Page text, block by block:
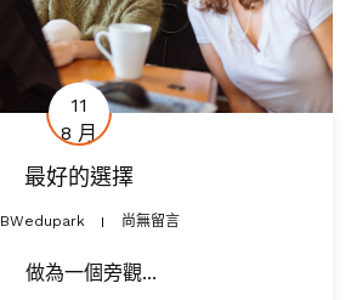
11
8 月
最好的選擇
BWedupark 尚無留言
做為一個旁觀...